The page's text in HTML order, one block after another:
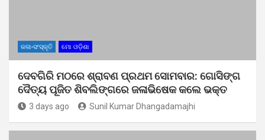
କଳା-ସଂସ୍କୃତି ମୋ ଓଡ଼ିଶା
ଦେବଗିରି ମଠରେ ଶ୍ରାବଣ ପ୍ରଥମ ସୋମବାର: ଗୋସିଙ୍ଗ
ଦୈତ୍ୟ ପୂଜିତ ଶିବଲିଙ୍ଗରେ ଜଳାଭିଷେକ କଲେ ଭକ୍ତ
3 days ago Sunil Kumar Dhangadamajhi